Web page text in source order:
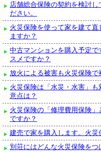
店舗総合保険の契約を検討
ださい。
火災保険を使って家を建て
ますか？
中古マンションを購入予定
スメですか？
放火による被害も火災保険で
火災保険は「水災・水害」
意点は？
火災保険の「修理費用保険
ですか？
建売で家を購入します。火
別荘にはどんな火災保険をつ